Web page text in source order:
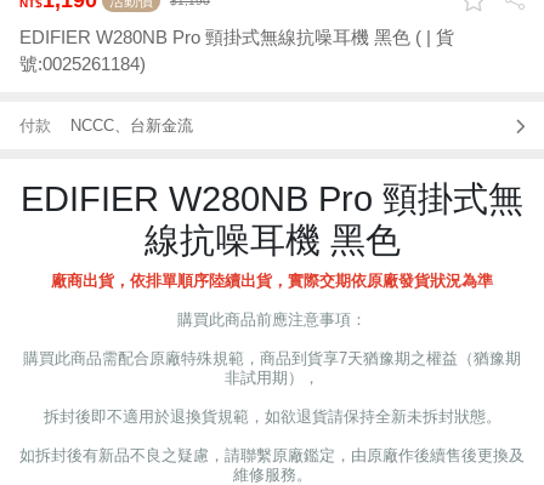
EDIFIER W280NB Pro 頸掛式無線抗噪耳機 黑色 ( | 貨
號:0025261184)
付款 NCCC、台新金流
EDIFIER W280NB Pro 頸掛式無
線抗噪耳機 黑色
廠商出貨，依排單順序陸續出貨，實際交期依原廠發貨狀況為準
購買此商品前應注意事項：
購買此商品需配合原廠特殊規範，商品到貨享7天猶豫期之權益（猶豫期
非試用期），
拆封後即不適用於退換貨規範，如欲退貨請保持全新未拆封狀態。
如拆封後有新品不良之疑慮，請聯繫原廠鑑定，由原廠作後續售後更換及
維修服務。